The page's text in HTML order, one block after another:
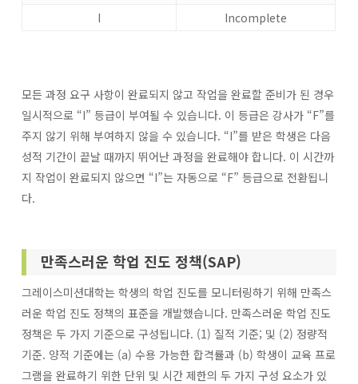
I
Incomplete
모든 과정 요구 사항이 완료되지 않고 작업을 완료할 준비가 된 경우
일시적으로 “I” 등급이 부여될 수 있습니다. 이 등급은 강사가 “F”를
주지 않기 위해 부여하지 않을 수 있습니다. “I”를 받은 학생은 다음
성적 기간이 끝날 때까지 뛰어난 과정을 완료해야 합니다. 이 시간까
지 작업이 완료되지 않으면 “I”는 자동으로 “F” 등급으로 전환됩니
다.
만족스러운 학업 진도 정책(SAP)
그레이스미션대학는 학생의 학업 진도를 모니터링하기 위해 만족스
러운 학업 진도 정책의 표준을 개발했습니다. 만족스러운 학업 진도
정책은 두 가지 기준으로 구성됩니다. (1) 질적 기준; 및 (2) 정량적
기준. 양적 기준에는 (a) 수용 가능한 합격률과 (b) 학생이 교육 프로
그램을 완료하기 위한 단위 및 시간 제한의 두 가지 구성 요소가 있